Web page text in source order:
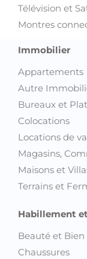
Télévision et
Montres
Immobilier
Appartements
Autre
Bureaux et
Colocations
Locations de
Magasins,
Maisons et
Terrains et
Habillement
Beauté et Bien
Chaussures